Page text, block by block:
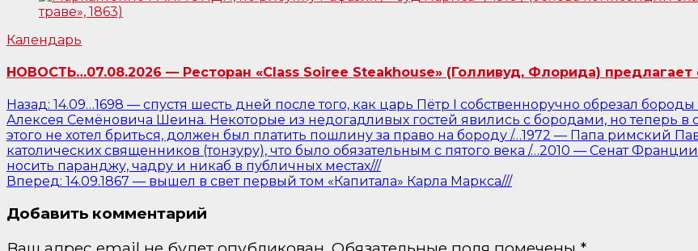
Календарь
НОВОСТЬ…07.08.2026 — Ресторан «Class Soiree Steakhouse» (Голливуд, Флорида)
Навигация
по
записям
Назад: 14.09…1698 — спустя шесть дней после того, как царь Пётр I собственноручно обрезал
Алексея Семёновича Шеина. Некоторые из недогадливых гостей явились с бородами, но теперь в
этого не хотел бриться, должен был платить пошлину за право на бороду /…1972 — Папа римский
католических священников (тонзуру), что было обязательным с пятого века /…2010 — Сенат
носить паранджу, чадру и никаб в публичных местах///
Вперед: 14.09.1867 — вышел в свет первый том «Капитала» Карла Маркса///
Добавить комментарий